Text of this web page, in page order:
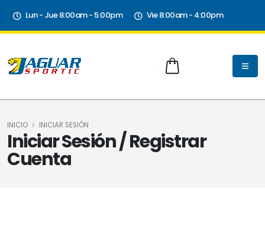
Lun - Jue 8:00am - 5:00pm Vie 8:00am - 4:00pm
Iniciar Sesión / Registrar
Cuenta
INICIO INICIAR SESIÓN